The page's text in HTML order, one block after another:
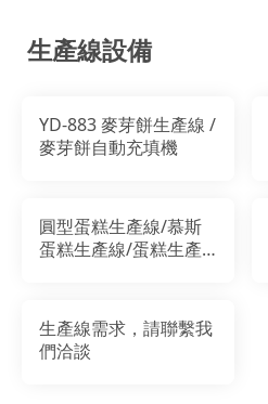
生產線設備
YD-883 麥芽餅生產線 /
麥芽餅自動充填機
圓型蛋糕生產線/慕斯
蛋糕生產線/蛋糕生產
生產線需求，請聯繫我
們洽談